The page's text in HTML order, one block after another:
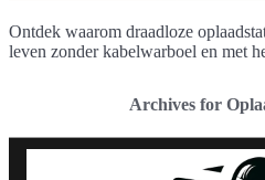
Ontdek waarom draadloze
leven zonder kabelwarboel en met
Archives for